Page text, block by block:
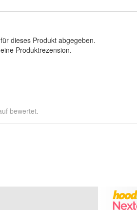
dieses Produkt abgegeben.
Produktrezension.
bewertet.